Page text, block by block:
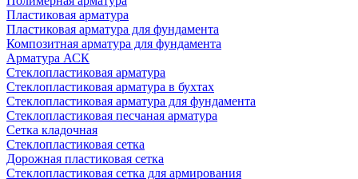
Пластиковая арматура
Пластиковая арматура для фундамента
Композитная арматура для фундамента
Арматура АСК
Cтеклопластиковая арматура
Стеклопластиковая арматура в бухтах
Стеклопластиковая арматура для фундамента
Стеклопластиковая песчаная арматура
Сетка кладочная
Стеклопластиковая сетка
Дорожная пластиковая сетка
Стеклопластиковая сетка для армирования